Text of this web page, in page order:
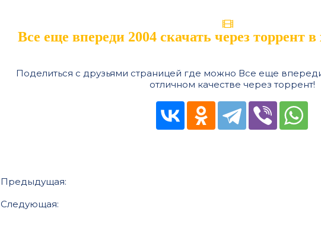
Все еще впереди 2004 скачать через торрент
Поделиться с друзьями страницей где можно Все еще
отличном качестве через торрент!
Предыдущая:
Следующая: